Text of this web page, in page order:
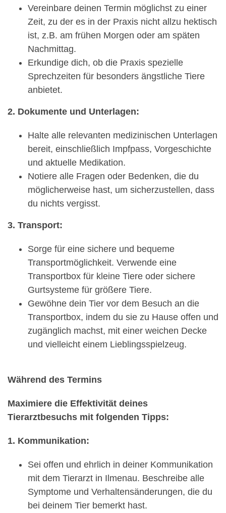
Vereinbare deinen Termin möglichst zu einer
Zeit, zu der es in der Praxis nicht allzu hektisch
ist, z.B. am frühen Morgen oder am späten
Nachmittag.
Erkundige dich, ob die Praxis spezielle
Sprechzeiten für besonders ängstliche Tiere
anbietet.
2. Dokumente und Unterlagen:
Halte alle relevanten medizinischen Unterlagen
bereit, einschließlich Impfpass, Vorgeschichte
und aktuelle Medikation.
Notiere alle Fragen oder Bedenken, die du
möglicherweise hast, um sicherzustellen, dass
du nichts vergisst.
3. Transport:
Sorge für eine sichere und bequeme
Transportmöglichkeit. Verwende eine
Transportbox für kleine Tiere oder sichere
Gurtsysteme für größere Tiere.
Gewöhne dein Tier vor dem Besuch an die
Transportbox, indem du sie zu Hause offen und
zugänglich machst, mit einer weichen Decke
und vielleicht einem Lieblingsspielzeug.
Während des Termins
Maximiere die Effektivität deines
Tierarztbesuchs mit folgenden Tipps:
1. Kommunikation:
Sei offen und ehrlich in deiner Kommunikation
mit dem Tierarzt in Ilmenau. Beschreibe alle
Symptome und Verhaltensänderungen, die du
bei deinem Tier bemerkt hast.